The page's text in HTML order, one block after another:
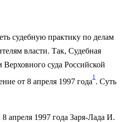
судебную практику по делам
власти. Так, Судебная
суда Российской
от 8 апреля 1997 года
1
. Суть
апреля 1997 года Заря-Лада И.